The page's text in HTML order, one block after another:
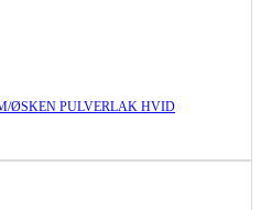
ØSKEN PULVERLAK HVID